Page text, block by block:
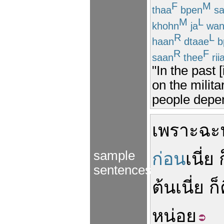
sample
sentences
thaaF bpenM sa
khohnM jaL
haanR dtaaeL
saanR theeF
"In the past
on the
people
เพราะฉ
ก่อนเนี่ย
ต้นเนี่ย
หน่อย